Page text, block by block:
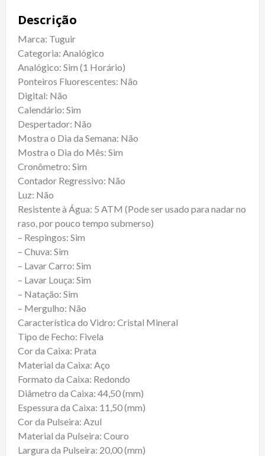
Descrição
Marca: Tuguir
Categoria: Analógico
Analógico: Sim (1 Horário)
Ponteiros Fluorescentes: Não
Digital: Não
Calendário: Sim
Despertador: Não
Mostra o Dia da Semana: Não
Mostra o Dia do Mês: Sim
Cronômetro: Sim
Contador Regressivo: Não
Luz: Não
Resistente à Água: 5 ATM (Pode ser usado para nadar no
raso, por pouco tempo submerso)
– Respingos: Sim
– Chuva: Sim
– Lavar Carro: Sim
– Lavar Louça: Sim
– Natação: Sim
– Mergulho: Não
Característica do Vidro: Cristal Mineral
Tipo de Fecho: Fivela
Cor da Caixa: Prata
Material da Caixa: Aço
Formato da Caixa: Redondo
Diâmetro da Caixa: 44,50 (mm)
Espessura da Caixa: 11,50 (mm)
Cor da Pulseira: Azul
Material da Pulseira: Couro
Largura da Pulseira: 20,00 (mm)